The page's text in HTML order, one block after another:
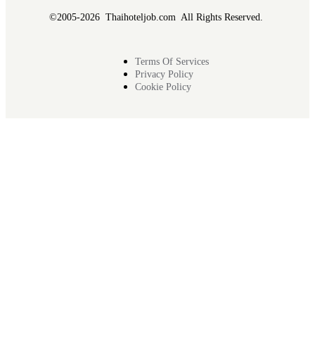
©2005-2026 Thaihoteljob.com All Rights Reserved.
Terms Of Services
Privacy Policy
Cookie Policy